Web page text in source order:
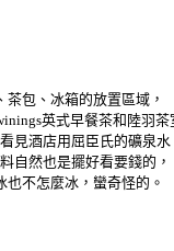
包、冰箱的放置區域，
英式早餐茶和陸羽茶
見酒店用屈臣氏的礦泉水
自然也是擺好看要錢的，
不怎麼冰，蠻奇怪的。